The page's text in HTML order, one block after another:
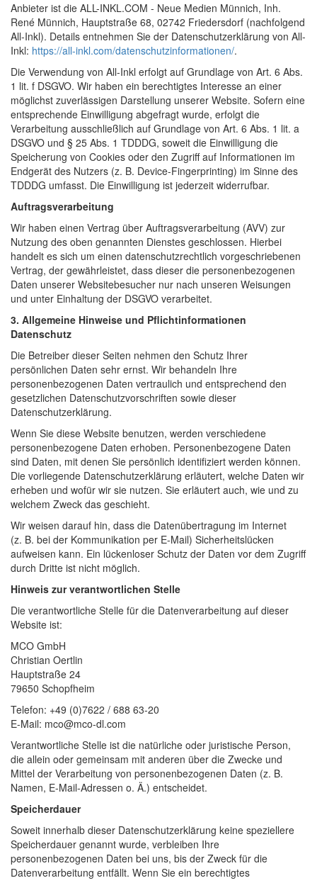
Anbieter ist die ALL-INKL.COM - Neue Medien Münnich, Inh.
René Münnich, Hauptstraße 68, 02742 Friedersdorf (nachfolgend
All-Inkl). Details entnehmen Sie der Datenschutzerklärung von All-
Inkl: https://all-inkl.com/datenschutzinformationen/.
Die Verwendung von All-Inkl erfolgt auf Grundlage von Art. 6 Abs.
1 lit. f DSGVO. Wir haben ein berechtigtes Interesse an einer
möglichst zuverlässigen Darstellung unserer Website. Sofern eine
entsprechende Einwilligung abgefragt wurde, erfolgt die
Verarbeitung ausschließlich auf Grundlage von Art. 6 Abs. 1 lit. a
DSGVO und § 25 Abs. 1 TDDDG, soweit die Einwilligung die
Speicherung von Cookies oder den Zugriff auf Informationen im
Endgerät des Nutzers (z. B. Device-Fingerprinting) im Sinne des
TDDDG umfasst. Die Einwilligung ist jederzeit widerrufbar.
Auftragsverarbeitung
Wir haben einen Vertrag über Auftragsverarbeitung (AVV) zur
Nutzung des oben genannten Dienstes geschlossen. Hierbei
handelt es sich um einen datenschutzrechtlich vorgeschriebenen
Vertrag, der gewährleistet, dass dieser die personenbezogenen
Daten unserer Websitebesucher nur nach unseren Weisungen
und unter Einhaltung der DSGVO verarbeitet.
3. Allgemeine Hinweise und Pflicht­informationen
Datenschutz
Die Betreiber dieser Seiten nehmen den Schutz Ihrer
persönlichen Daten sehr ernst. Wir behandeln Ihre
personenbezogenen Daten vertraulich und entsprechend den
gesetzlichen Datenschutzvorschriften sowie dieser
Datenschutzerklärung.
Wenn Sie diese Website benutzen, werden verschiedene
personenbezogene Daten erhoben. Personenbezogene Daten
sind Daten, mit denen Sie persönlich identifiziert werden können.
Die vorliegende Datenschutzerklärung erläutert, welche Daten wir
erheben und wofür wir sie nutzen. Sie erläutert auch, wie und zu
welchem Zweck das geschieht.
Wir weisen darauf hin, dass die Datenübertragung im Internet
(z. B. bei der Kommunikation per E-Mail) Sicherheitslücken
aufweisen kann. Ein lückenloser Schutz der Daten vor dem Zugriff
durch Dritte ist nicht möglich.
Hinweis zur verantwortlichen Stelle
Die verantwortliche Stelle für die Datenverarbeitung auf dieser
Website ist:
MCO GmbH
Christian Oertlin
Hauptstraße 24
79650 Schopfheim
Telefon: +49 (0)7622 / 688 63-20
E-Mail: mco@mco-dl.com
Verantwortliche Stelle ist die natürliche oder juristische Person,
die allein oder gemeinsam mit anderen über die Zwecke und
Mittel der Verarbeitung von personenbezogenen Daten (z. B.
Namen, E-Mail-Adressen o. Ä.) entscheidet.
Speicherdauer
Soweit innerhalb dieser Datenschutzerklärung keine speziellere
Speicherdauer genannt wurde, verbleiben Ihre
personenbezogenen Daten bei uns, bis der Zweck für die
Datenverarbeitung entfällt. Wenn Sie ein berechtigtes